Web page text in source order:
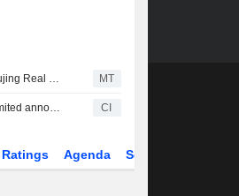
KWG Group se désengage de Fujing Real Estate pour 160 millions de yuans MT
Yu Tak International Holdings Limited annonce des remaniements au sein de son conseil d'administration et de ses comités CI
Ratings Agenda Secteur